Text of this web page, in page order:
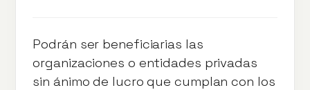
Podrán ser beneficiarias las
organizaciones o entidades privadas
sin ánimo de lucro que cumplan con los